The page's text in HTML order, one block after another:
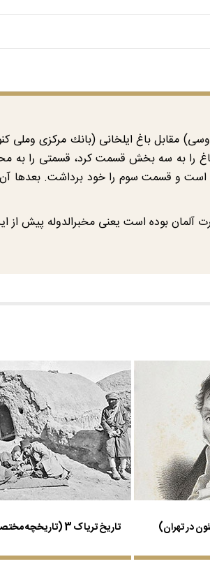
را به سه بخش قسمت كرد، قسمتی را به
و قسمت سوم را خود برداشت. بعدها آن
در تهران) تاریخ تریاک 3 (تاریخچه مختصری درباره تریاک)